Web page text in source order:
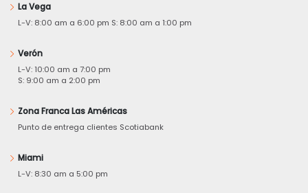
La Vega
L-V: 8:00 am a 6:00 pm S: 8:00 am a 1:00 pm
Verón
L-V: 10:00 am a 7:00 pm
S: 9:00 am a 2:00 pm
Zona Franca Las Américas
Punto de entrega clientes Scotiabank
Miami
L-V: 8:30 am a 5:00 pm